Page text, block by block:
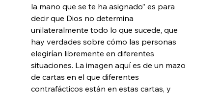
la mano que se te ha asignado” es para
decir que Dios no determina
unilateralmente todo lo que sucede, que
hay verdades sobre cómo las personas
elegirían libremente en diferentes
situaciones. La imagen aquí es de un mazo
de cartas en el que diferentes
contrafácticos están en estas cartas, y